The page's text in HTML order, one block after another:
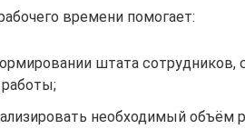
времени помогает:
штата сотрудников,
работы;
необходимый объём